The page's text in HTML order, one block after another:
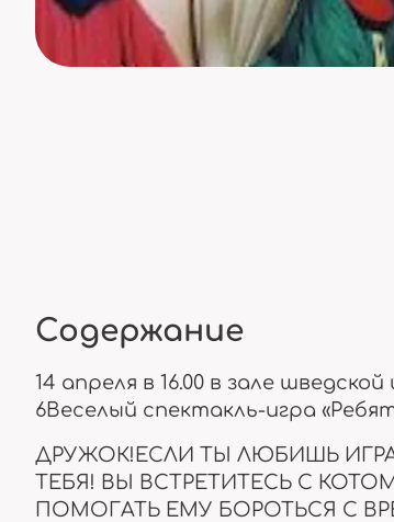
Содержание
14 апреля в 16.00 в зале
6Веселый спектакль-игра
ДРУЖОК!ЕСЛИ ТЫ ЛЮБИШЬ
ТЕБЯ! ВЫ ВСТРЕТИТЕСЬ С
ПОМОГАТЬ ЕМУ БОРОТЬСЯ С